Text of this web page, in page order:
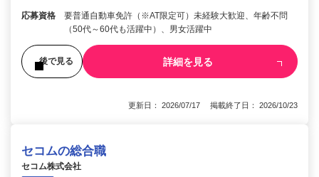
応募資格
要普通自動車免許（※AT限定可）未経験大歓迎、年齢不問
（50代～60代も活躍中）、男女活躍中
後で見る 詳細を見る
更新日： 2026/07/17 掲載終了日： 2026/10/23
セコムの総合職
セコム株式会社